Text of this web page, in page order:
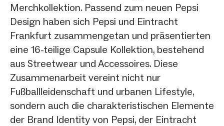
Merchkollektion. Passend zum neuen Pepsi
Design haben sich Pepsi und Eintracht
Frankfurt zusammengetan und präsentierten
eine 16-teilige Capsule Kollektion, bestehend
aus Streetwear und Accessoires. Diese
Zusammenarbeit vereint nicht nur
Fußballleidenschaft und urbanen Lifestyle,
sondern auch die charakteristischen Elemente
der Brand Identity von Pepsi, der Eintracht